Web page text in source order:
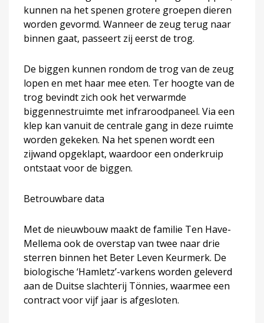
kunnen na het spenen grotere groepen dieren
worden gevormd. Wanneer de zeug terug naar
binnen gaat, passeert zij eerst de trog.
De biggen kunnen rondom de trog van de zeug
lopen en met haar mee eten. Ter hoogte van de
trog bevindt zich ook het verwarmde
biggennestruimte met infraroodpaneel. Via een
klep kan vanuit de centrale gang in deze ruimte
worden gekeken. Na het spenen wordt een
zijwand opgeklapt, waardoor een onderkruip
ontstaat voor de biggen.
Betrouwbare data
Met de nieuwbouw maakt de familie Ten Have-
Mellema ook de overstap van twee naar drie
sterren binnen het Beter Leven Keurmerk. De
biologische ‘Hamletz’-varkens worden geleverd
aan de Duitse slachterij Tönnies, waarmee een
contract voor vijf jaar is afgesloten.